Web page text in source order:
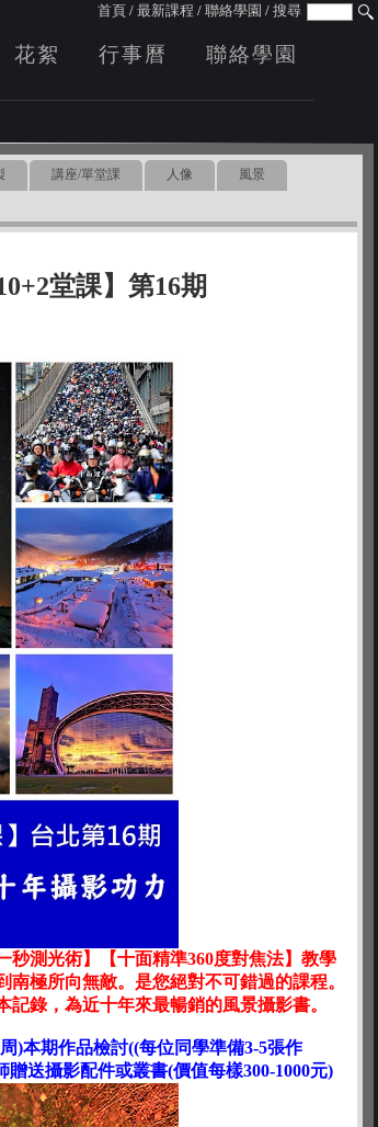
首頁/ 最新課程 / 聯絡學園 / 搜尋
花絮 行事曆 聯絡學園
講座/單堂課 人像
風景
堂課】第16期
測光術】【十面精準360度對焦法】教學
極所向無敵。是您絕對不可錯過的課程。
錄，為近十年來最暢銷的風景攝影書。
)本期作品檢討((每位同學準備3-5張作
送攝影配件或叢書(價值每樣300-1000元)